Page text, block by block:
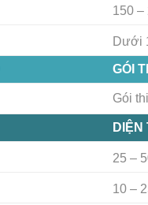
150 –
Dưới
GÓI
Gói
DIỆN
25 –
10 –